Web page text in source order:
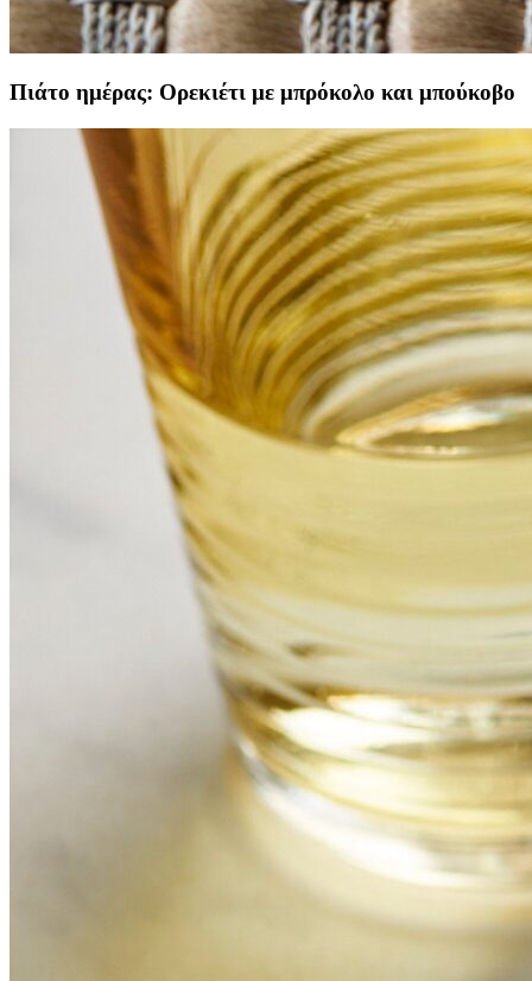
Πιάτο ημέρας: Ορεκιέτι με μπρόκολο και μπούκοβο